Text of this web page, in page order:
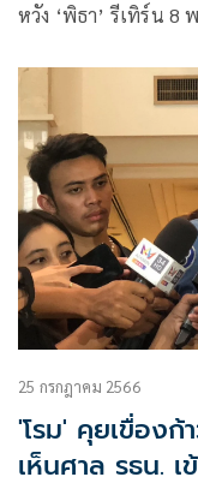
หวัง ‘พิธา’ รีเทิร์น 8
25 กรกฎาคม 2566
'โรม' คุยเขื่องก้
เห็นศาล รธน.